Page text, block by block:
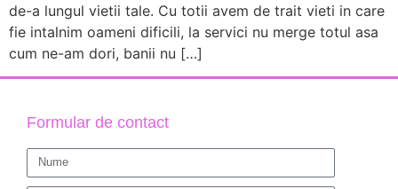
de-a lungul vietii tale. Cu totii avem de trait vieti in care
fie intalnim oameni dificili, la servici nu merge totul asa
cum ne-am dori, banii nu […]
Formular de contact